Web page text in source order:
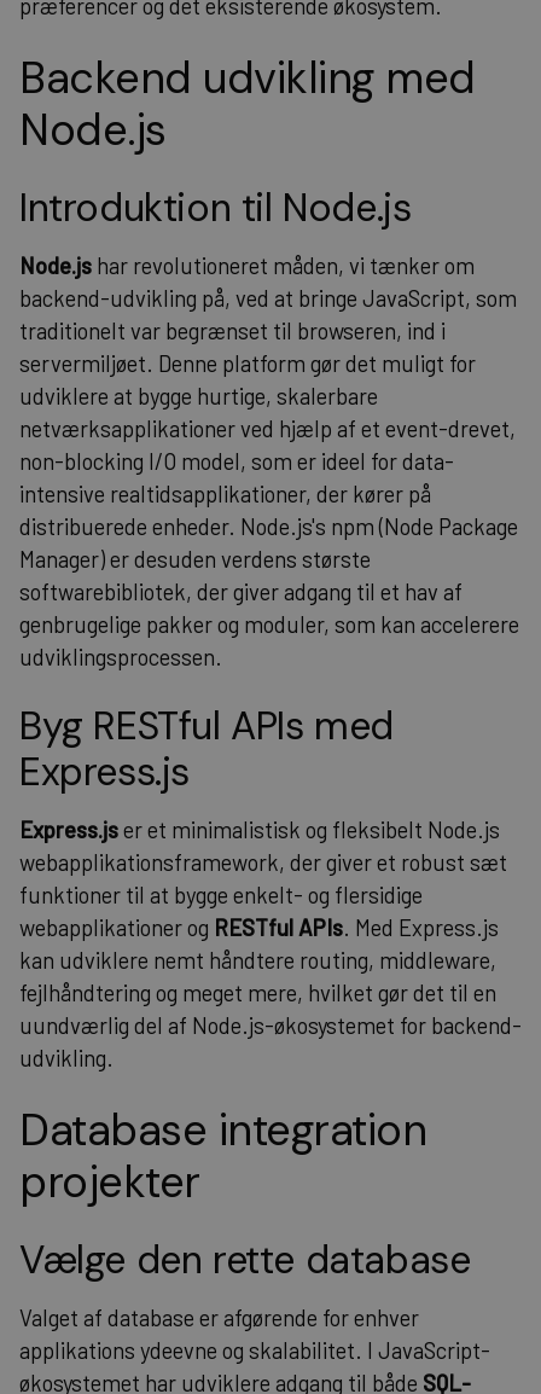
præferencer og det eksisterende økosystem.
Backend udvikling med
Node.js
Introduktion til Node.js
Node.js har revolutioneret måden, vi tænker om
backend-udvikling på, ved at bringe JavaScript, som
traditionelt var begrænset til browseren, ind i
servermiljøet. Denne platform gør det muligt for
udviklere at bygge hurtige, skalerbare
netværksapplikationer ved hjælp af et event-drevet,
non-blocking I/O model, som er ideel for data-
intensive realtidsapplikationer, der kører på
distribuerede enheder. Node.js's npm (Node Package
Manager) er desuden verdens største
softwarebibliotek, der giver adgang til et hav af
genbrugelige pakker og moduler, som kan accelerere
udviklingsprocessen.
Byg RESTful APIs med
Express.js
Express.jser et minimalistisk og fleksibelt Node.js
webapplikationsframework, der giver et robust sæt
funktioner til at bygge enkelt- og flersidige
webapplikationer og RESTful APIs. Med Express.js
kan udviklere nemt håndtere routing, middleware,
fejlhåndtering og meget mere, hvilket gør det til en
uundværlig del af Node.js-økosystemet for backend-
udvikling.
Database integration
projekter
Vælge den rette database
Valget af database er afgørende for enhver
applikations ydeevne og skalabilitet. I JavaScript-
økosystemet har udviklere adgang til både SQL-